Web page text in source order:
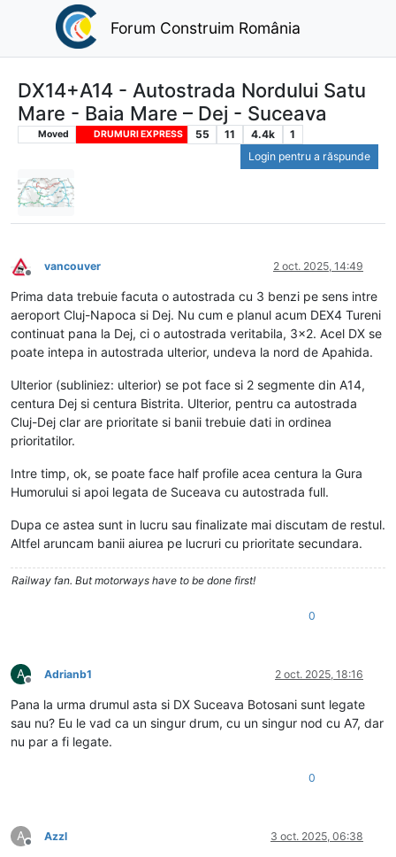
Forum Construim România
DX14+A14 - Autostrada Nordului Satu
Mare - Baia Mare – Dej - Suceava
Moved DRUMURI EXPRESS 55 11 4.4k
1
Login pentru a răspunde
Deconectat
vancouver 2 oct. 2025, 14:49
Prima data trebuie facuta o autostrada cu 3 benzi pe sens intre
aeroport Cluj-Napoca si Dej. Nu cum e planul acum DEX4 Tureni
continuat pana la Dej, ci o autostrada veritabila, 3x2. Acel DX se
poate intepa in autostrada ulterior, undeva la nord de Apahida.
Ulterior (subliniez: ulterior) se pot face si 2 segmente din A14,
centura Dej si centura Bistrita. Ulterior, pentru ca autostrada
Cluj-Dej clar are prioritate si banii trebuie dati in ordinea
prioritatilor.
Intre timp, ok, se poate face half profile acea centura la Gura
Humorului si apoi legata de Suceava cu autostrada full.
Dupa ce astea sunt in lucru sau finalizate mai discutam de restul.
Altfel aruncam banii aiurea pe lucruri cu prioritate secundara.
Railway fan. But motorways have to be done first!
0
A
Deconectat
Adrianb1 2 oct. 2025, 18:16
Pana la urma drumul asta si DX Suceava Botosani sunt legate
sau nu? Eu le vad ca un singur drum, cu un singur nod cu A7, dar
nu par a fi legate.
0
A
Deconectat
Azzl 3 oct. 2025, 06:38